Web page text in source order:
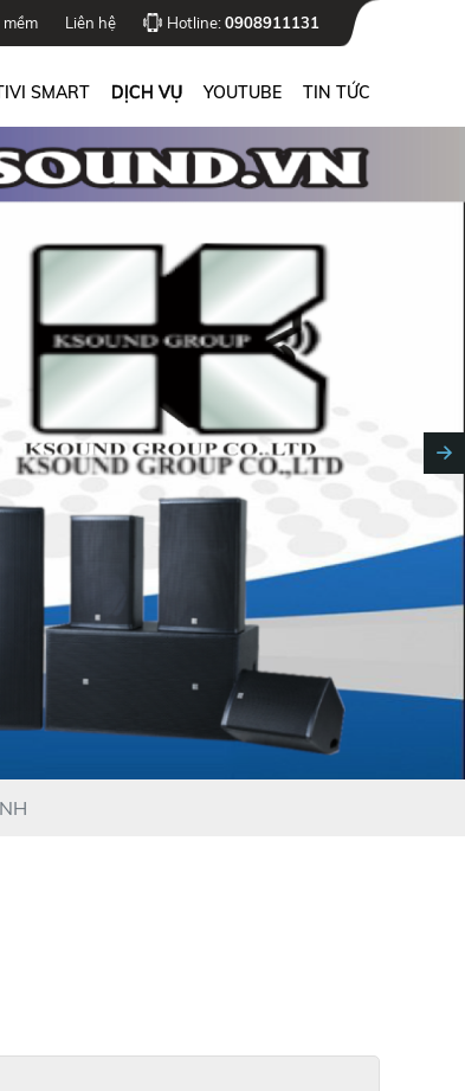
mềm Liên hệ Hotline:0908911131
SMART DỊCH VỤ YOUTUBE TIN TỨC